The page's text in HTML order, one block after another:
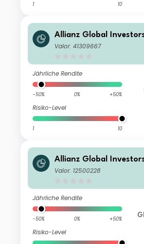
1 10
Allianz Global
nz Emerging Markets
Valor: 41309667
Jährliche Rendite
-50% 0% +50%
Risiko-Level
1 10
Allianz Global
nz Emerging Markets
Valor: 12500228
Jährliche Rendite
-50% 0% +50%
Risiko-Level